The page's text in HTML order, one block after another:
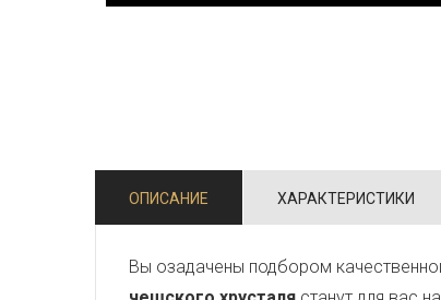
ОПИСАНИЕ ХАРАКТЕРИСТИКИ
Вы озадачены подбором